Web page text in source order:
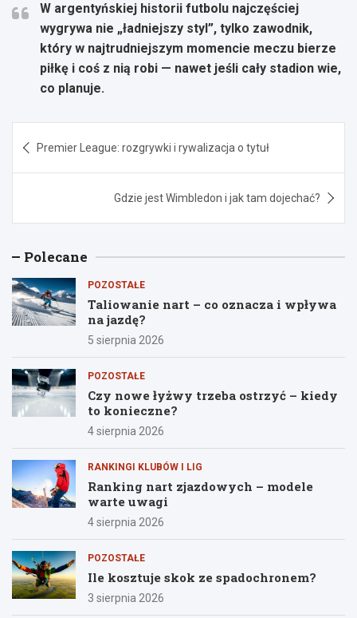
W argentyńskiej historii futbolu najczęściej
wygrywa nie „ładniejszy styl”, tylko zawodnik,
który w najtrudniejszym momencie meczu bierze
piłkę i coś z nią robi — nawet jeśli cały stadion wie,
co planuje.
wpisu
Premier League: rozgrywki i rywalizacja o tytuł
Gdzie jest Wimbledon i jak tam dojechać?
Polecane
POZOSTAŁE
Taliowanie nart – co oznacza i wpływa
na jazdę?
5 sierpnia 2026
POZOSTAŁE
Czy nowe łyżwy trzeba ostrzyć – kiedy
to konieczne?
4 sierpnia 2026
RANKINGI KLUBÓW I LIG
Ranking nart zjazdowych – modele
warte uwagi
4 sierpnia 2026
POZOSTAŁE
Ile kosztuje skok ze spadochronem?
3 sierpnia 2026